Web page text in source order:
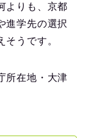
よりも、京都
進学先の選択
うです。
所在地・大津